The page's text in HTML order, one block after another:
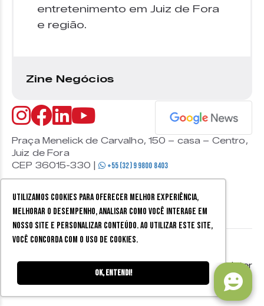
Utilizamos cookies para oferecer melhor experiência,
melhorar o desempenho, analisar como você interage em
nosso site e personalizar conteúdo. Ao utilizar este site,
você concorda com o uso de cookies.
Ok, entendi!
entretenimento em Juiz de Fora
e região.
Zine Negócios
Praça Menelick de Carvalho, 150 – casa – Centro,
Juiz de Fora
CEP 36015-330 |
+55 (32) 9 9800 8403
os direitos reservados.
Mobister